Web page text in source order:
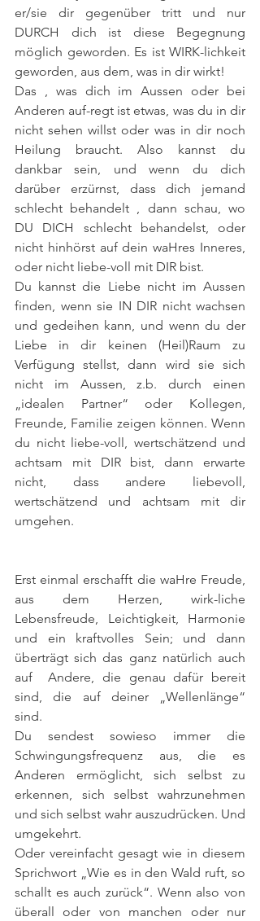
er/sie dir gegenüber tritt und nur
DURCH dich ist diese Begegnung
möglich geworden. Es ist WIRK-lichkeit
geworden, aus dem, was in dir wirkt!
Das , was dich im Aussen oder bei
Anderen auf-regt ist etwas, was du in dir
nicht sehen willst oder was in dir noch
Heilung braucht. Also kannst du
dankbar sein, und wenn du dich
darüber erzürnst, dass dich jemand
schlecht behandelt , dann schau, wo
DU DICH schlecht behandelst, oder
nicht hinhörst auf dein waHres Inneres,
oder nicht liebe-voll mit DIR bist.
Du kannst die Liebe nicht im Aussen
finden, wenn sie IN DIR nicht wachsen
und gedeihen kann, und wenn du der
Liebe in dir keinen (Heil)Raum zu
Verfügung stellst, dann wird sie sich
nicht im Aussen, z.b. durch einen
„idealen Partner“ oder Kollegen,
Freunde, Familie zeigen können. Wenn
du nicht liebe-voll, wertschätzend und
achtsam mit DIR bist, dann erwarte
nicht, dass andere liebevoll,
wertschätzend und achtsam mit dir
umgehen.
Erst einmal erschafft die waHre Freude,
aus dem Herzen, wirk-liche
Lebensfreude, Leichtigkeit, Harmonie
und ein kraftvolles Sein; und dann
überträgt sich das ganz natürlich auch
auf  Andere, die genau dafür bereit
sind, die auf deiner „Wellenlänge“
sind.
Du sendest sowieso immer die
Schwingungsfrequenz aus, die es
Anderen ermöglicht, sich selbst zu
erkennen, sich selbst wahrzunehmen
und sich selbst wahr auszudrücken. Und
umgekehrt.
Oder vereinfacht gesagt wie in diesem
Sprichwort „Wie es in den Wald ruft, so
schallt es auch zurück“. Wenn also von
überall oder von manchen oder nur